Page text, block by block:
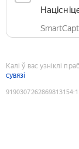
Калі ў вас узніклі
сувязі
9190307262869813154: